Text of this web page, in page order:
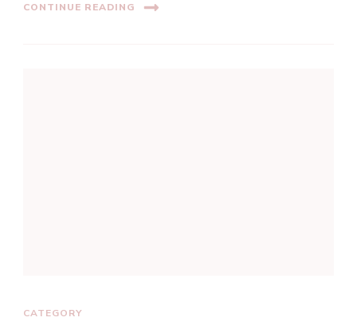
CONTINUE READING
CATEGORY